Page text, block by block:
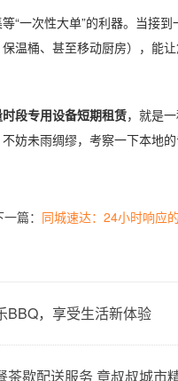
“一次性大单”的利器。当接
保温桶、甚至移动厨房），能
段专用设备短期租赁，就是
妨未雨绸缪，考察一下本地
篇： 同城速达：24小时响应
BBQ，享受生活新体验
茶歇配送服务 章叔叔城市